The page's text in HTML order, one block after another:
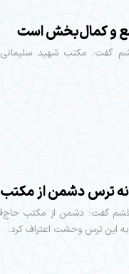
و کمال‌بخش است
قشم گفت: مکتب شهید
ترس دشمن از
قشم گفت: دشمن از مکتب
به این ترس وحشت اعتراف کرد.